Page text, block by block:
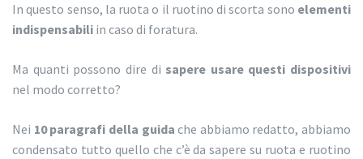
In questo senso, la ruota o il ruotino di scorta sono elementi
indispensabili in caso di foratura.
Ma quanti possono dire di sapere usare questi dispositivi
nel modo corretto?
Nei 10 paragrafi della guida che abbiamo redatto, abbiamo
condensato tutto quello che c’è da sapere su ruota e ruotino